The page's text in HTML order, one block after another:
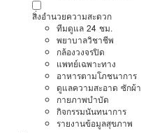
สิ่งอำนวยความสะดวก
ทีมดูแล 24 ชม.
พยาบาลวิชาชีพ
กล้องวงจรปิด
แพทย์เฉพาะทาง
อาหารตามโภชนาการ
ดูแลความสะอาด ซักผ้า
กายภาพบำบัด
กิจกรรมนันทนาการ
รายงานข้อมูลสุขภาพ